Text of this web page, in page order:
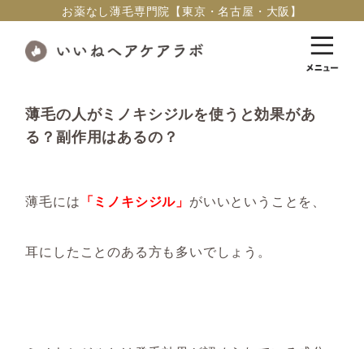
お薬なし薄毛専門院【東京・名古屋・大阪】
薄毛の人がミノキシジルを使うと効果があ
る？副作用はあるの？
薄毛には 「ミノキシジル」 がいいということを、
耳にしたことのある方も多いでしょう。